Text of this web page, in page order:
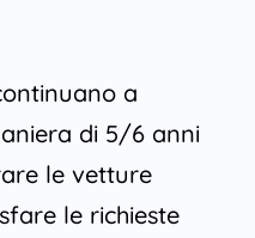
a
di 5/6 anni
le vetture
le richieste